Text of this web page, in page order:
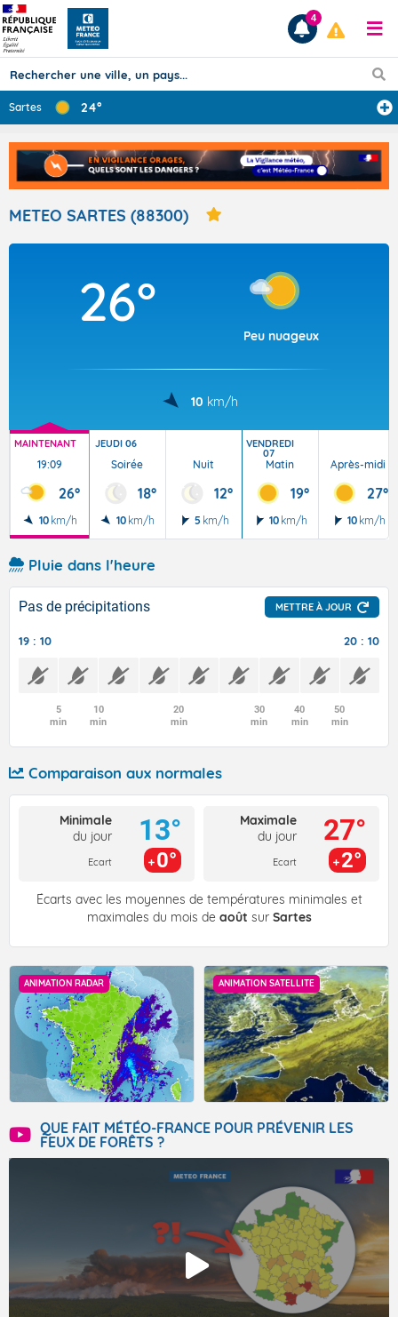
Prévisions
TOUS LES RÉSULTATS
Articles
4
Sartes 24°
METEO SARTES (88300)
26°
Peu nuageux
10 km/h
MAINTENANT
19:09
26°
10 km/h
JEUDI 06
Soirée
18°
10 km/h
Nuit
12°
5 km/h
VENDREDI
07
Matin
19°
10 km/h
Après-midi
27°
10 km/h
Pluie dans l'heure
Pas de précipitations METTRE À JOUR
19 : 10 20 : 10
5
min
10
min
20
min
30
min
40
min
50
min
Comparaison aux normales
Minimale
du jour
Ecart
13°
0°
Maximale
du jour
Ecart
27°
2°
Écarts avec les moyennes de températures minimales et
maximales du mois de août sur Sartes
ANIMATION RADAR ANIMATION SATELLITE
QUE FAIT MÉTÉO-FRANCE POUR PRÉVENIR LES
FEUX DE FORÊTS ?